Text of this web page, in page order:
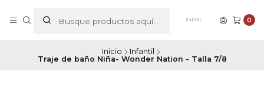
0
Inicio
Infantil
Traje de baño Niña- Wonder Nation - Talla 7/8